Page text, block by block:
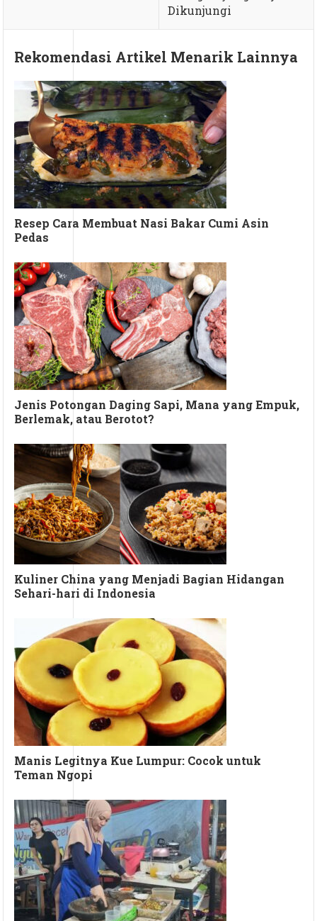
Dikunjungi
Rekomendasi Artikel Menarik Lainnya
Resep Cara Membuat Nasi Bakar Cumi Asin
Pedas
Jenis Potongan Daging Sapi, Mana yang Empuk,
Berlemak, atau Berotot?
Kuliner China yang Menjadi Bagian Hidangan
Sehari-hari di Indonesia
Manis Legitnya Kue Lumpur: Cocok untuk
Teman Ngopi